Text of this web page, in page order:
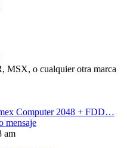
o cualquier otra marca
Computer 2048 + FDD…
mensaje
am